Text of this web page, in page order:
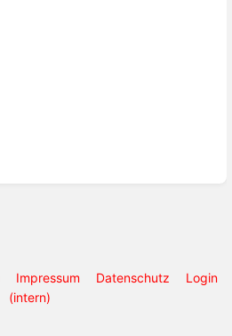
Impressum Datenschutz
Login
(intern)